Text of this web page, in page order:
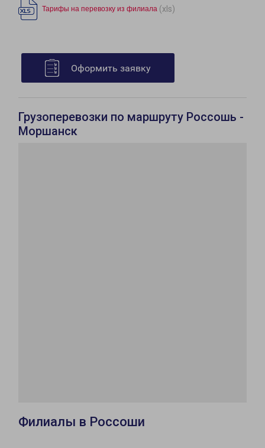
Тарифы на перевозку из филиала (xls)
Оформить заявку
Грузоперевозки по маршруту Россошь -
Моршанск
Филиалы в Россоши